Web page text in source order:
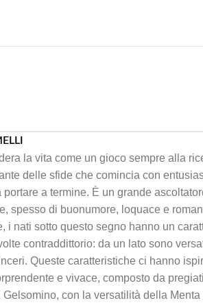
la vita come un gioco sempre alla
delle sfide che comincia con
portare a termine. È un grande
spesso di buonumore, loquace e
i nati sotto questo segno hanno un
contraddittorio: da un lato sono
Queste caratteristiche ci hanno
e vivace, composto da
con la versatilità della